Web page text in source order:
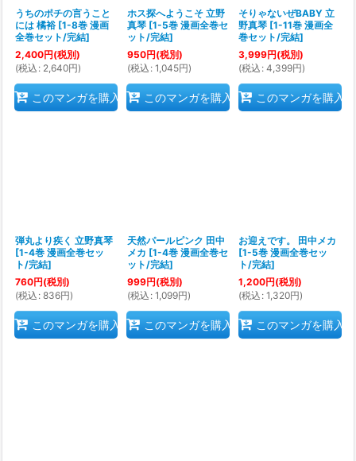
うちのポチの言うこと
には 橘裕 [1-8巻 漫画
全巻セット/完結]
2,400円(税別)
(税込 : 2,640円)
このマンガを購入
ホス探へようこそ 立野
真琴 [1-5巻 漫画全巻セ
ット/完結]
950円(税別)
(税込 : 1,045円)
このマンガを購入
そりゃないぜBABY 立
野真琴 [1-11巻 漫画全
巻セット/完結]
3,999円(税別)
(税込 : 4,399円)
このマンガを購入
弾丸より疾く 立野真琴
[1-4巻 漫画全巻セッ
ト/完結]
760円(税別)
(税込 : 836円)
このマンガを購入
天然パールピンク 田中
メカ [1-4巻 漫画全巻セ
ット/完結]
999円(税別)
(税込 : 1,099円)
このマンガを購入
お迎えです。 田中メカ
[1-5巻 漫画全巻セッ
ト/完結]
1,200円(税別)
(税込 : 1,320円)
このマンガを購入